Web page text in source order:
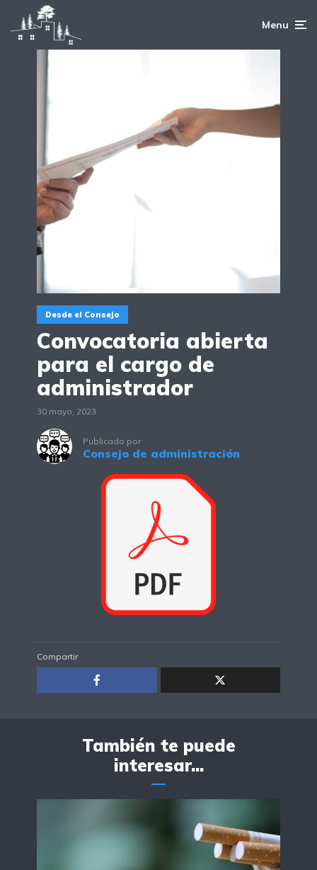
Menu
Desde el Consejo
Convocatoria abierta
para el cargo de
administrador
30 mayo, 2023
Publicado por
Consejo de administración
Compartir
También te puede
interesar...